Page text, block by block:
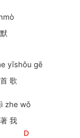
yīshǒu gē
首 歌
zhe wǒ
我
[D